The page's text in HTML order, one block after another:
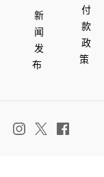
新
闻
发
布
付
款
政
策